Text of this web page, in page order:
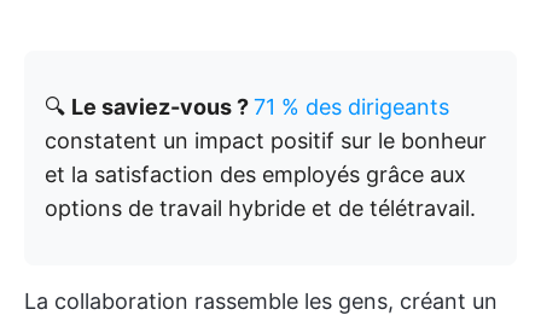
🔍 Le saviez-vous ?71 % des dirigeants
constatent un impact positif sur le bonheur
et la satisfaction des employés grâce aux
options de travail hybride et de télétravail.
La collaboration rassemble les gens, créant un